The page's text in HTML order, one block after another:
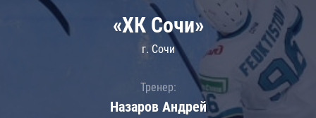
«ХК Сочи»
г. Сочи
Тренер:
Назаров Андрей